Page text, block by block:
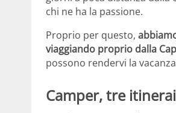
chi ne ha la passione.
Proprio per questo,
viaggiando proprio dalla
possono rendervi la
Camper, tre